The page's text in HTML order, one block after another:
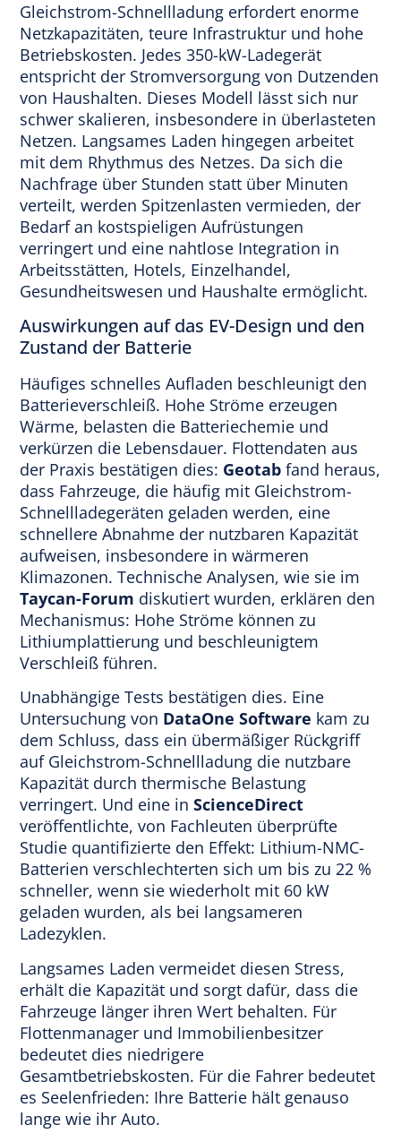
Gleichstrom-Schnellladung erfordert enorme
Netzkapazitäten, teure Infrastruktur und hohe
Betriebskosten. Jedes 350-kW-Ladegerät
entspricht der Stromversorgung von Dutzenden
von Haushalten. Dieses Modell lässt sich nur
schwer skalieren, insbesondere in überlasteten
Netzen. Langsames Laden hingegen arbeitet
mit dem Rhythmus des Netzes. Da sich die
Nachfrage über Stunden statt über Minuten
verteilt, werden Spitzenlasten vermieden, der
Bedarf an kostspieligen Aufrüstungen
verringert und eine nahtlose Integration in
Arbeitsstätten, Hotels, Einzelhandel,
Gesundheitswesen und Haushalte ermöglicht.
Auswirkungen auf das EV-Design und den
Zustand der Batterie
Häufiges schnelles Aufladen beschleunigt den
Batterieverschleiß. Hohe Ströme erzeugen
Wärme, belasten die Batteriechemie und
verkürzen die Lebensdauer. Flottendaten aus
der Praxis bestätigen dies: Geotab fand heraus,
dass Fahrzeuge, die häufig mit Gleichstrom-
Schnellladegeräten geladen werden, eine
schnellere Abnahme der nutzbaren Kapazität
aufweisen, insbesondere in wärmeren
Klimazonen. Technische Analysen, wie sie im
Taycan-Forum diskutiert wurden, erklären den
Mechanismus: Hohe Ströme können zu
Lithiumplattierung und beschleunigtem
Verschleiß führen.
Unabhängige Tests bestätigen dies. Eine
Untersuchung von DataOne Software kam zu
dem Schluss, dass ein übermäßiger Rückgriff
auf Gleichstrom-Schnellladung die nutzbare
Kapazität durch thermische Belastung
verringert. Und eine inScienceDirect
veröffentlichte, von Fachleuten überprüfte
Studie quantifizierte den Effekt: Lithium-NMC-
Batterien verschlechterten sich um bis zu 22 %
schneller, wenn sie wiederholt mit 60 kW
geladen wurden, als bei langsameren
Ladezyklen.
Langsames Laden vermeidet diesen Stress,
erhält die Kapazität und sorgt dafür, dass die
Fahrzeuge länger ihren Wert behalten. Für
Flottenmanager und Immobilienbesitzer
bedeutet dies niedrigere
Gesamtbetriebskosten. Für die Fahrer bedeutet
es Seelenfrieden: Ihre Batterie hält genauso
lange wie ihr Auto.